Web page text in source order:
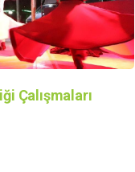
Çalışmaları